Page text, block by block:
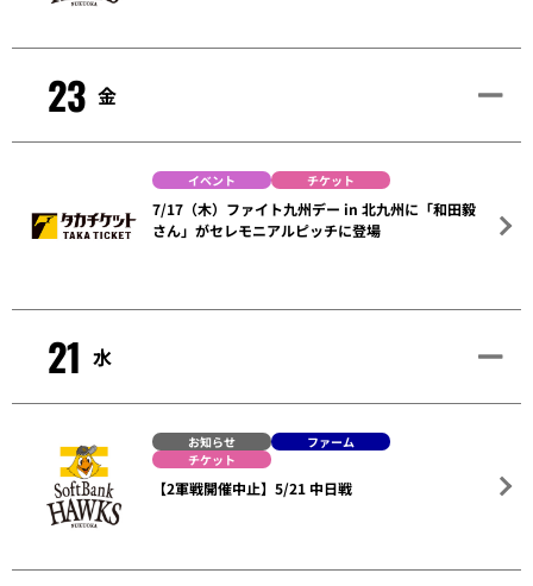
23 金
イベント チケット
7/17（木）ファイト九州デー in 北九州に「和田毅
さん」がセレモニアルピッチに登場
21 水
お知らせ
ファーム
チケット
【2軍戦開催中止】5/21 中日戦